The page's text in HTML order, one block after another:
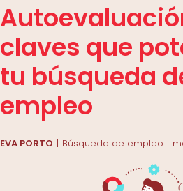
claves que
tu búsqueda
empleo
EVA PORTO Búsqueda de empleo